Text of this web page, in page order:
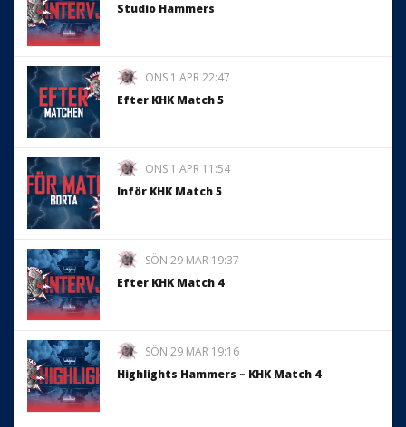
Studio Hammers
ONS 1 APR 22:47
Efter KHK Match 5
ONS 1 APR 11:54
Inför KHK Match 5
SÖN 29 MAR 19:37
Efter KHK Match 4
SÖN 29 MAR 19:16
Highlights Hammers – KHK Match 4